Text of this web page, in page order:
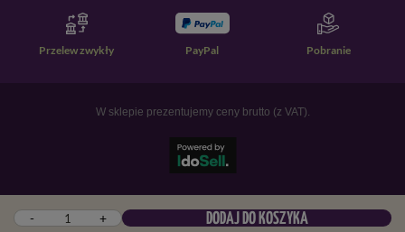
- + DODAJ DO KOSZYKA
Przelew zwykły PayPal Pobranie
W sklepie prezentujemy ceny brutto (z VAT).